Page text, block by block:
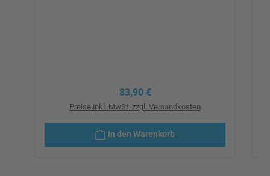
Regulärer Preis:
83,90 €
Preise inkl. MwSt. zzgl. Versandkosten
In den Warenkorb